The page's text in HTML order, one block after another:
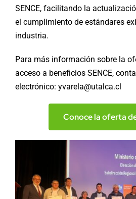
SENCE, facilitando la
el cumplimiento de estándares
industria.
Para más información sobre la
acceso a beneficios SENCE,
electrónico: yvarela@utalca.cl
Conoce la oferta